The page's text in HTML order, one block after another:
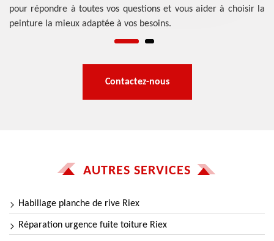
pour répondre à toutes vos questions et vous aider à choisir la
peinture la mieux adaptée à vos besoins.
Contactez-nous
AUTRES SERVICES
Habillage planche de rive Riex
Réparation urgence fuite toiture Riex